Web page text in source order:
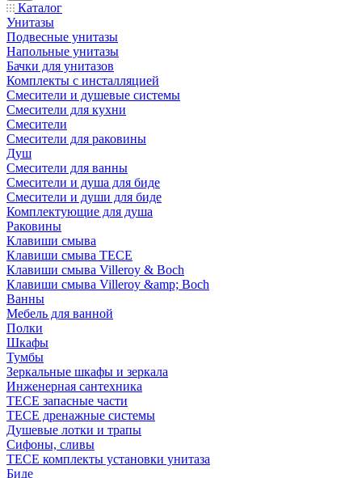
Каталог
Унитазы
Подвесные унитазы
Напольные унитазы
Бачки для унитазов
Комплекты с инсталляцией
Смесители и душевые системы
Смесители для кухни
Смесители
Смесители для раковины
Душ
Смесители для ванны
Смесители и душа для биде
Смесители и души для биде
Комплектующие для душа
Раковины
Клавиши смыва
Клавиши смыва TECE
Клавиши смыва Villeroy & Boch
Клавиши смыва Villeroy &amp; Boch
Ванны
Мебель для ванной
Полки
Шкафы
Тумбы
Зеркальные шкафы и зеркала
Инженерная сантехника
TECE запасные части
TECE дренажные системы
Душевые лотки и трапы
Сифоны, сливы
TECE комплекты установки унитаза
Биде